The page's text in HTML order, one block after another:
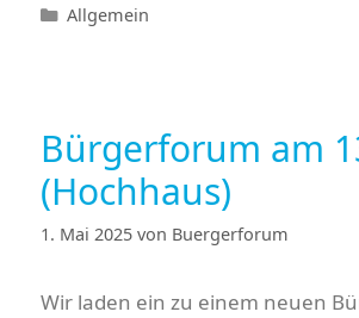
Kategorien
Allgemein
Bürgerforum am
(Hochhaus)
1. Mai 2025 von Buergerforum
Wir laden ein zu einem neuen